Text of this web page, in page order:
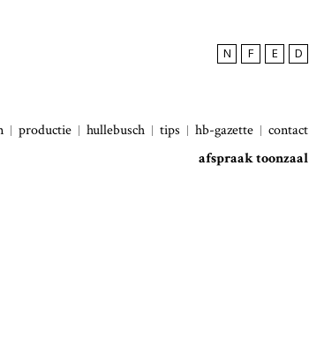
N F E D
productie hullebusch tips hb-gazette
contact
afspraak toonzaal